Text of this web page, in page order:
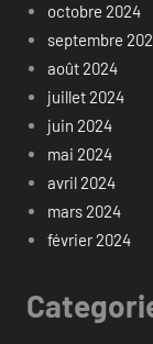
octobre 2024
septembre
août 2024
juillet 2024
juin 2024
mai 2024
avril 2024
mars 2024
février 2024